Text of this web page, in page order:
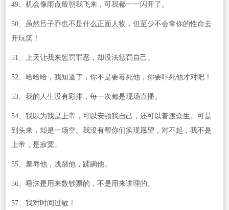
49、机会像雨点般朝我飞来，可我都一一闪开了。
50、虽然吕子乔也不是什么正面人物，但至少不会拿你的性命去
开玩笑！
51、上天让我来惩罚罪恶，却没法惩罚自己。
52、哈哈哈，我知道了，你不是要毒死他，你要吓死他才对吧！
53、我的人生没有彩排，每一次都是现场直播。
54、我以为我是上帝，可以安顿我自己，还可以普渡众生。可是
到头来，却是一场空。我没有帮你们实现愿望，对不起，我不是
上帝，是寂寞。
55、羞辱他，践踏他，蹂躏他。
56、唾沫是用来数钞票的，不是用来讲理的。
57、我对时间过敏！